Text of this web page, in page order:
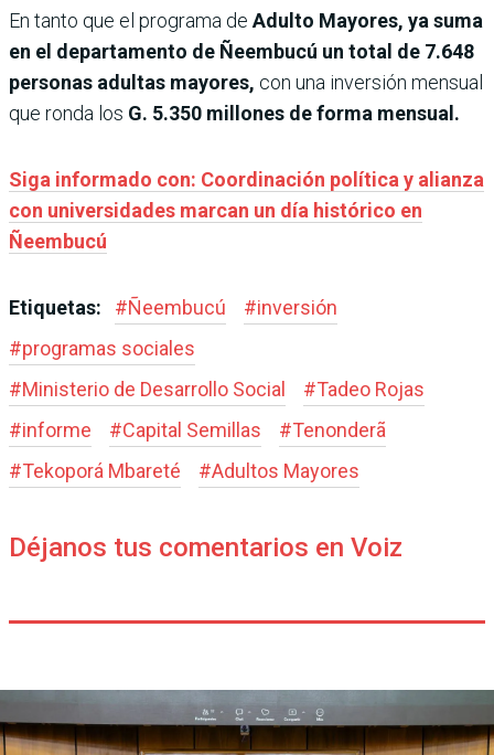
En tanto que el programa de Adulto Mayores, ya suma
en el departamento de Ñeembucú un total de 7.648
personas adultas mayores, con una inversión mensual
que ronda los G. 5.350 millones de forma mensual.
Siga informado con: Coordinación política y alianza
con universidades marcan un día histórico en
Ñeembucú
Etiquetas: #Ñeembucú #inversión
#programas sociales
#Ministerio de Desarrollo Social #Tadeo Rojas
#informe #Capital Semillas #Tenonderã
#Tekoporá Mbareté #Adultos Mayores
Déjanos tus comentarios en Voiz